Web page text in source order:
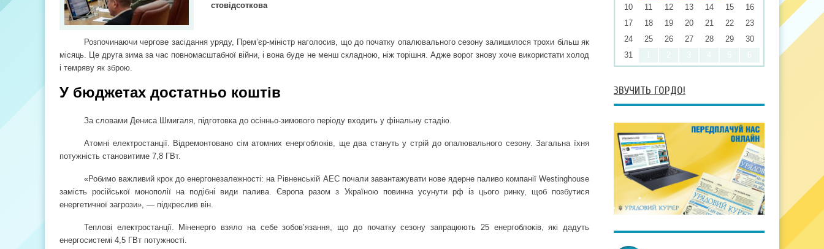
стовідсоткова
Розпочинаючи чергове засідання уряду, Прем’єр-міністр наголосив, що до початку опалювального сезону залишилося трохи більш як
місяць. Це друга зима за час повномасштабної війни, і вона буде не менш складною, ніж торішня. Адже ворог знову хоче використати холод
і темряву як зброю.
У бюджетах достатньо коштів
За словами Дениса Шмигаля, підготовка до осінньо-зимового періоду входить у фінальну стадію.
Атомні електростанції. Відремонтовано сім атомних енергоблоків, ще два стануть у стрій до опалювального сезону. Загальна їхня
потужність становитиме 7,8 ГВт.
«Робимо важливий крок до енергонезалежності: на Рівненській АЕС почали завантажувати нове ядерне паливо компанії Westinghouse
замість російської монополії на подібні види палива. Європа разом з Україною повинна усунути рф із цього ринку, щоб позбутися
енергетичної загрози», — підкреслив він.
Теплові електростанції. Мін­енерго взяло на себе зобов’язання, що до початку сезону запрацюють 25 енергоблоків, які дадуть
енергосистемі 4,5 ГВт потужності.
10
11 12 13 14 15
16
17
18 19 20 21 22
23
24
25 26 27 28 29
30
31
ЗВУЧИТЬ ГОРДО!